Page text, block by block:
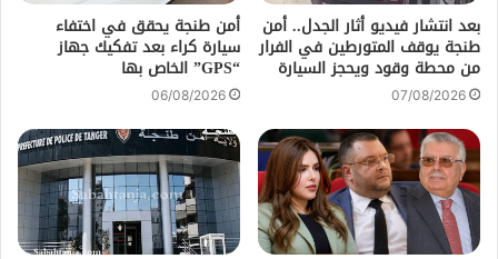
بعد انتشار فيديو أثار الجدل.. أمن
طنجة يوقف المتورطين في الفرار
من محطة وقود ويحجز السيارة
07/08/2026
أمن طنجة يحقق في اختفاء
سيارة كراء بعد تفكيك جهاز
“GPS” الخاص بها
06/08/2026